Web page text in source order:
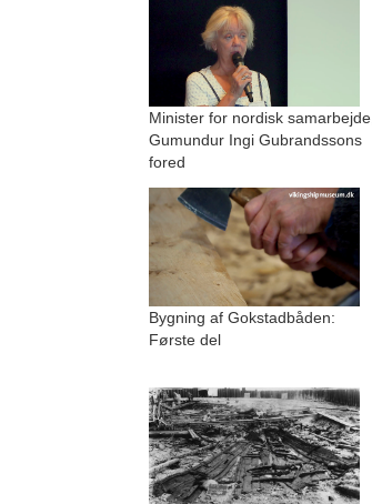
Minister for nordisk samarbejde,
Gumundur Ingi Gubrandssons
fored
Bygning af Gokstadbåden:
Første del